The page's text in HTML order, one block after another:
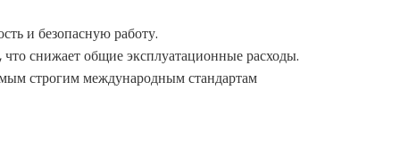
и безопасную работу.
снижает общие эксплуатационные расходы.
строгим международным стандартам